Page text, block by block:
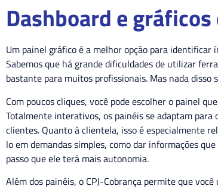
Dashboard e
Um painel gráfico é a melhor opção para identificar
Sabemos que há grande dificuldades de utilizar
bastante para muitos profissionais. Mas nada disso
Com poucos cliques, você pode escolher o painel
Totalmente interativos, os painéis se adaptam
clientes. Quanto à clientela, isso é especialmente
lo em demandas simples, como dar informações
passo que ele terá mais autonomia.
Além dos painéis, o CPJ-Cobrança permite que